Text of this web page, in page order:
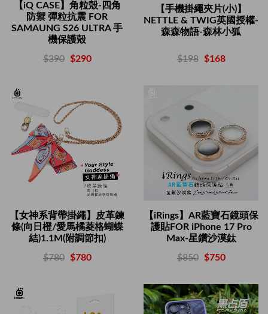
【iQ CASE】角粒殼-四角
防禦 彈粒抗震 FOR
SAMAUNG S26 ULTRA 手
機保護殼
$390 $290
【手機掛繩夾片(小)】
NETTLE & TWIG英國授權-
森森物語-森林小狐
$198 $168
【女神系背帶掛繩】皮革鍊
條(向日橙/愛馬橘菱格蝴蝶
結)1.1M(附調節扣)
$780 $780
【iRings】AR藍寶石鏡頭保
護貼FOR iPhone 17 Pro
Max-星鑽沙漠鈦
$850 $750